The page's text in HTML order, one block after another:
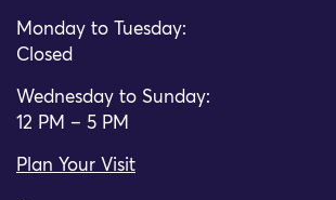
Monday to Tuesday:
Closed
Wednesday to Sunday:
12 PM – 5 PM
Plan Your Visit